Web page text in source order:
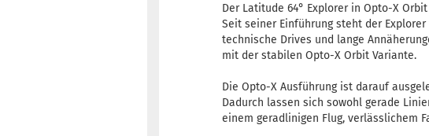
Der Latitude 64° Explorer in Opto-X
Seit seiner Einführung steht der
technische Drives und lange
mit der stabilen Opto-X Orbit Variante.
Die Opto-X Ausführung ist darauf
Dadurch lassen sich sowohl gerade
einem geradlinigen Flug, verlässlichem